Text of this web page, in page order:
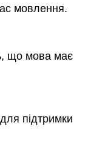
мовлення.
що мова має
підтримки